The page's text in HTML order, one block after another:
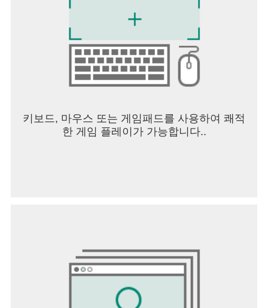
키보드, 마우스 또는 게임패드를 사용하여 쾌적
한 게임 플레이가 가능합니다..